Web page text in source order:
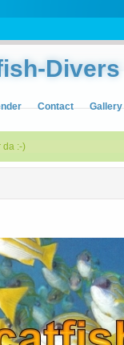
Divers
Contact Gallery
da :-)